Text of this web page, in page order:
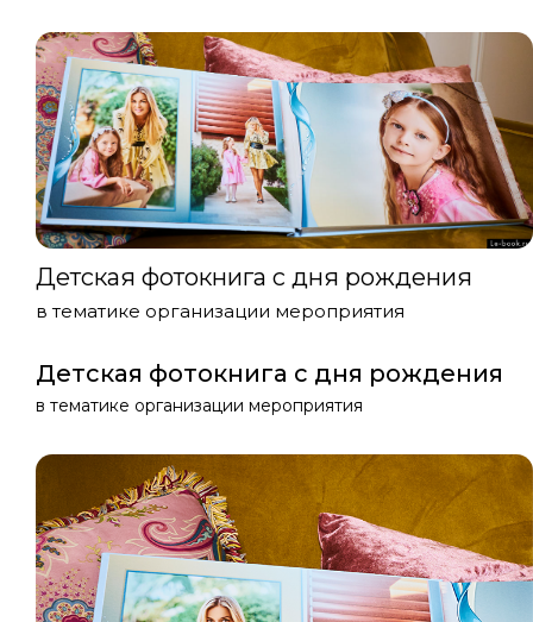
Детская фотокнига с дня рождения
в тематике организации мероприятия
Детская фотокнига с дня рождения
в тематике организации мероприятия